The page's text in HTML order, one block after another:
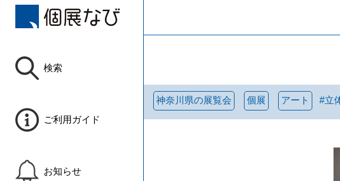
検索
ご利用ガイド
お知らせ
神奈川県の展覧会 個展 アート #立